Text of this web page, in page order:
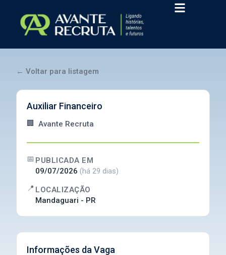
← Voltar para listagem
Auxiliar Financeiro
🏢 Avante Recruta
📅 PUBLICADA EM
09/07/2026(há 29 dias)
📍 LOCALIZAÇÃO
Mandaguari - PR
Informações da Vaga